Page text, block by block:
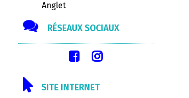
Anglet
RÉSEAUX SOCIAUX
SITE INTERNET